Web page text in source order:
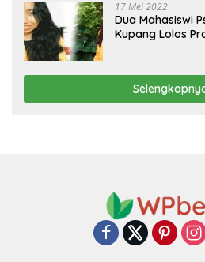
17 Mei 2022
Dua Mahasiswi
Kupang Lolos